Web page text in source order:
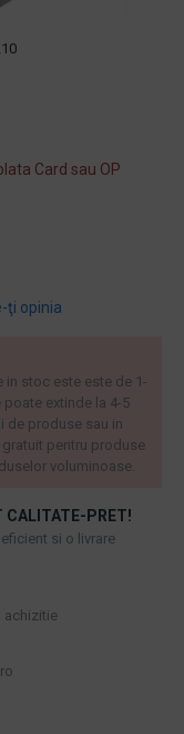
ţi opinia
Card sau OP
CALITATE-PRET!
si o livrare
achizitie
in stoc este este de 1-
poate extinde la 4-5
de produse sau in
pentru produse
voluminoase.